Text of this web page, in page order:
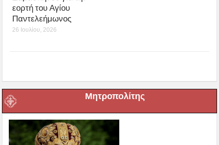
εορτή του Αγίου
Παντελεήμωνος
26 Ιουλίου, 2026
Μητροπολίτης